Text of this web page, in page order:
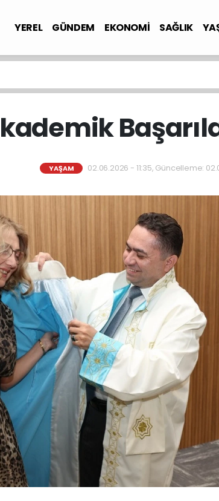
YEREL GÜNDEM EKONOMİ SAĞLIK
YAŞAM 02.06.2026 - 11:35, Güncelleme: